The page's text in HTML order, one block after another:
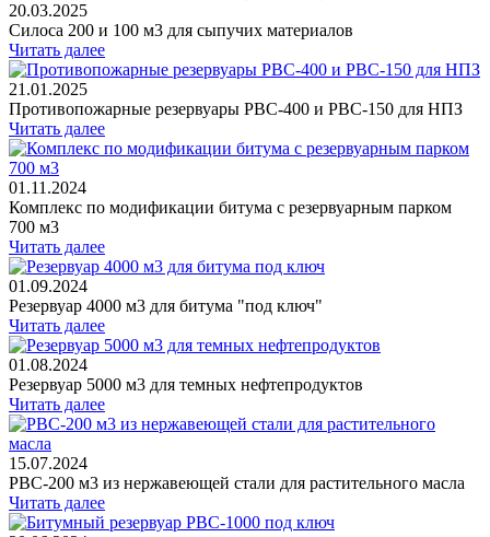
20.03.2025
Силоса 200 и 100 м3 для сыпучих материалов
Читать далее
21.01.2025
Противопожарные резервуары РВС-400 и РВС-150 для НПЗ
Читать далее
01.11.2024
Комплекс по модификации битума с резервуарным парком
700 м3
Читать далее
01.09.2024
Резервуар 4000 м3 для битума "под ключ"
Читать далее
01.08.2024
Резервуар 5000 м3 для темных нефтепродуктов
Читать далее
15.07.2024
РВС-200 м3 из нержавеющей стали для растительного масла
Читать далее